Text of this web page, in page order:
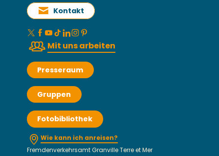
Kontakt
Mit uns arbeiten
Presseraum
Gruppen
Fotobibliothek
Wie kann ich anreisen?
Fremdenverkehrsamt Granville Terre et Mer